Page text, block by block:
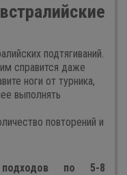
подтягиваний.
справится даже
ноги от турника,
выполнять
повторений и
по 5-8